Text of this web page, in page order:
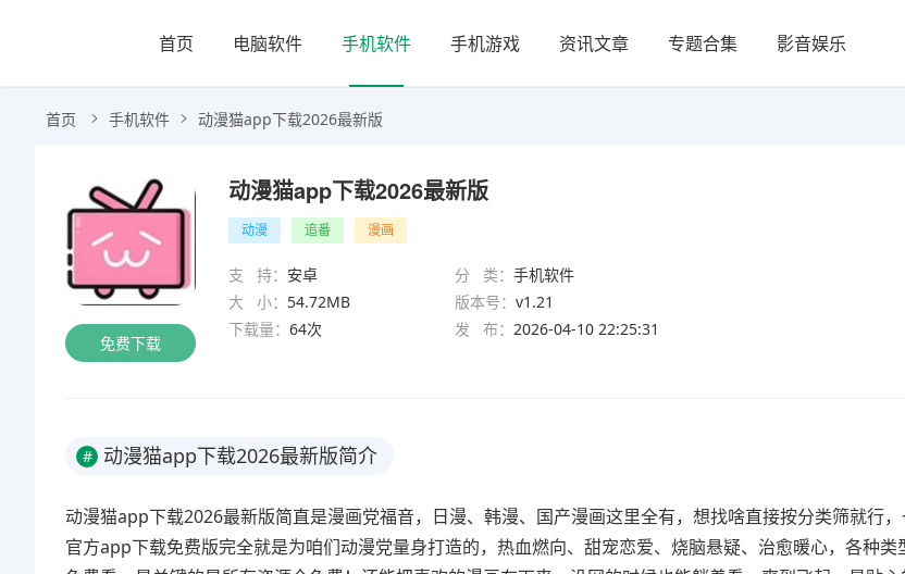
首页 电脑软件 手机软件 手机游戏 资讯文章 专题合集 影音娱乐
首页 手机软件 动漫猫app下载2026最新版
免费下载
动漫猫app下载2026最新版
动漫 追番 漫画
支 持： 安卓 分 类： 手机软件
大 小： 54.72MB 版本号： v1.21
下载量： 64次 发 布： 2026-04-10 22:25:31
# 动漫猫app下载2026最新版简介
动漫猫app下载2026最新版简直是漫画党福音，日漫、韩漫、国产漫画这里全有，想找啥直接按分类筛就行
官方app下载免费版完全就是为咱们动漫党量身打造的，热血燃向、甜宠恋爱、烧脑悬疑、治愈暖心，各种类